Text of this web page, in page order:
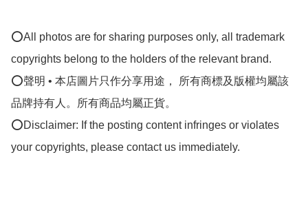
⭕All photos are for sharing purposes only, all trademark
copyrights belong to the holders of the relevant brand.
⭕聲明 • 本店圖片只作分享用途， 所有商標及版權均屬該
品牌持有人。所有商品均屬正貨。
⭕Disclaimer: If the posting content infringes or violates
your copyrights, please contact us immediately.